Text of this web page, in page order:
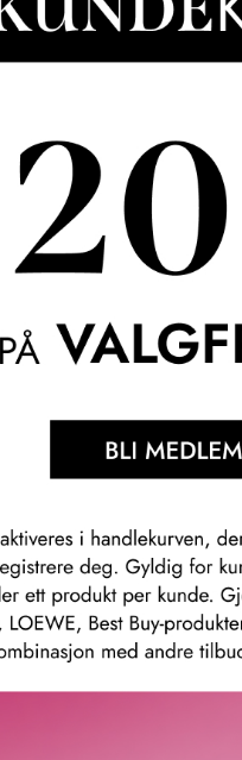
& SVAR SLIK
ultrafin risstivelse
og arganolje som
og forbedre lyse
tørrsjampoen din også
Våre kunder